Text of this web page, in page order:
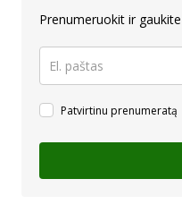
Prenumeruokit ir
Patvirtinu prenumeratą